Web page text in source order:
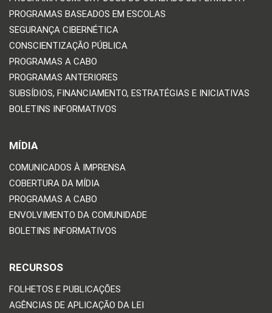
PROGRAMAS BASEADOS EM ESCOLAS
SEGURANÇA CIBERNÉTICA
CONSCIENTIZAÇÃO PÚBLICA
PROGRAMAS A CABO
PROGRAMAS ANTERIORES
SUBSÍDIOS, FINANCIAMENTO, ESTRATÉGIAS E INICIATIVAS
BOLETINS INFORMATIVOS
MÍDIA
COMUNICADOS À IMPRENSA
COBERTURA DA MÍDIA
PROGRAMAS A CABO
ENVOLVIMENTO DA COMUNIDADE
BOLETINS INFORMATIVOS
RECURSOS
FOLHETOS E PUBLICAÇÕES
AGÊNCIAS DE APLICAÇÃO DA LEI